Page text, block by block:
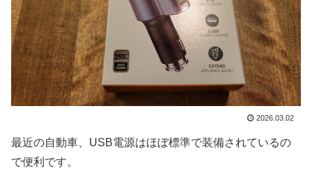
2026.03.02
最近の自動車、USB電源はほぼ標準で装備されているの
で便利です。